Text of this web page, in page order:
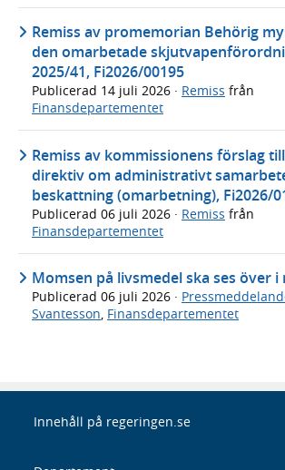
Remiss av promemorian Behörig
den omarbetade
2025/41, Fi2026/00195
Publicerad 14 juli 2026 · Remiss från
Finansdepartementet
Remiss av kommissionens förslag
direktiv om administrativt
beskattning (omarbetning), Fi2026/
Publicerad 06 juli 2026 · Remiss från
Finansdepartementet
Momsen på livsmedel ska ses över
Publicerad 06 juli 2026 ·
Svantesson, Finansdepartementet
Innehåll på regeringen.se